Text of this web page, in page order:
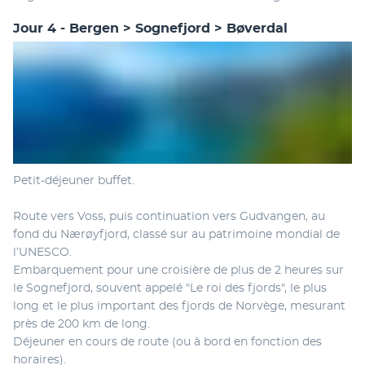
Jour 4 - Bergen > Sognefjord > Bøverdal
Petit-déjeuner buffet.
Route vers Voss, puis continuation vers Gudvangen, au
fond du Nærøyfjord, classé sur au patrimoine mondial de
l’UNESCO.
Embarquement pour une croisière de plus de 2 heures sur
le Sognefjord, souvent appelé "Le roi des fjords", le plus
long et le plus important des fjords de Norvège, mesurant
près de 200 km de long.
Déjeuner en cours de route (ou à bord en fonction des
horaires).